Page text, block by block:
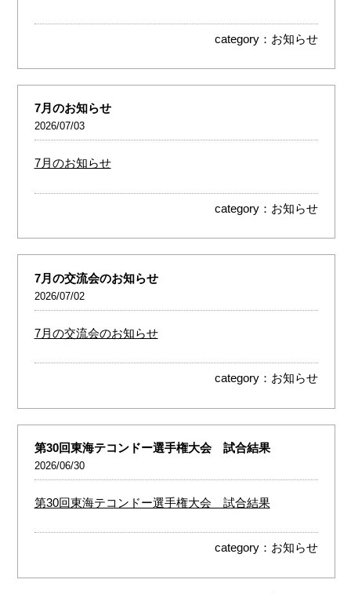
category： お知らせ
7月のお知らせ
2026/07/03
7月のお知らせ
category： お知らせ
7月の交流会のお知らせ
2026/07/02
7月の交流会のお知らせ
category： お知らせ
第30回東海テコンドー選手権大会 試合結果
2026/06/30
第30回東海テコンドー選手権大会 試合結果
category： お知らせ